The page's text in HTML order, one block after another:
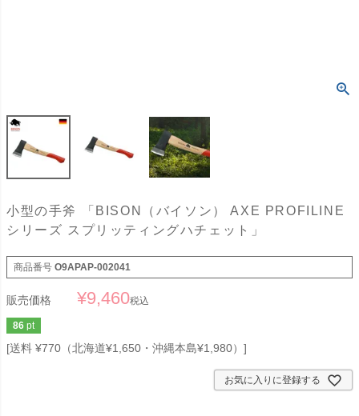
小型の手斧 「BISON（バイソン） AXE PROFILINE
シリーズ スプリッティングハチェット」
商品番号 O9APAP-002041
販売価格 ¥9,460税込
86 pt
送料 ¥770（北海道¥1,650・沖縄本島¥1,980）
お気に入りに登録する